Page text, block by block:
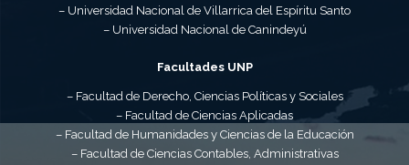
– Universidad Nacional de Villarrica del Espíritu Santo
– Universidad Nacional de Canindeyú
Facultades UNP
– Facultad de Derecho, Ciencias Políticas y Sociales
– Facultad de Ciencias Aplicadas
– Facultad de Humanidades y Ciencias de la Educación
– Facultad de Ciencias Contables, Administrativas